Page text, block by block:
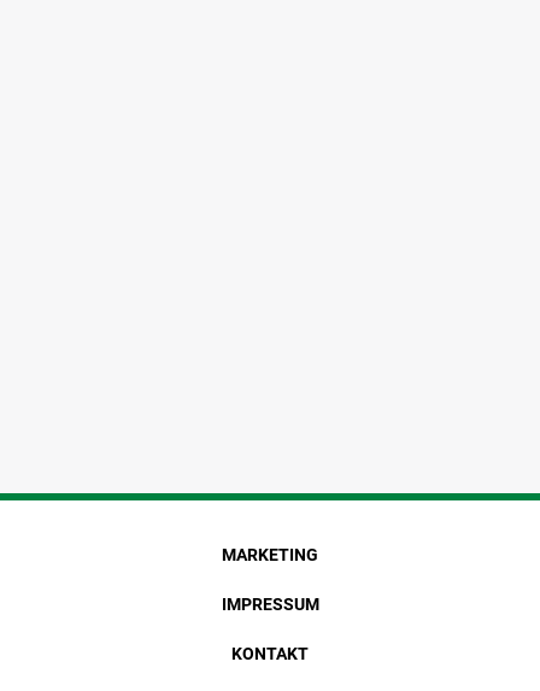
MARKETING
IMPRESSUM
KONTAKT